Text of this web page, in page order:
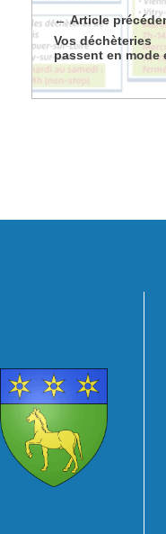
Article
Vos déchèteries
passent en mode